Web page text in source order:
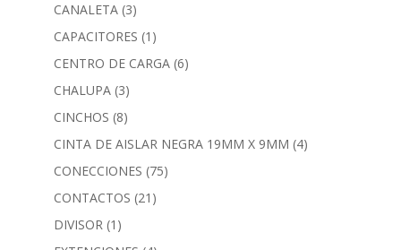
CANALETA (3)
CAPACITORES (1)
CENTRO DE CARGA (6)
CHALUPA (3)
CINCHOS (8)
CINTA DE AISLAR NEGRA 19MM X 9MM (4)
CONECCIONES (75)
CONTACTOS (21)
DIVISOR (1)